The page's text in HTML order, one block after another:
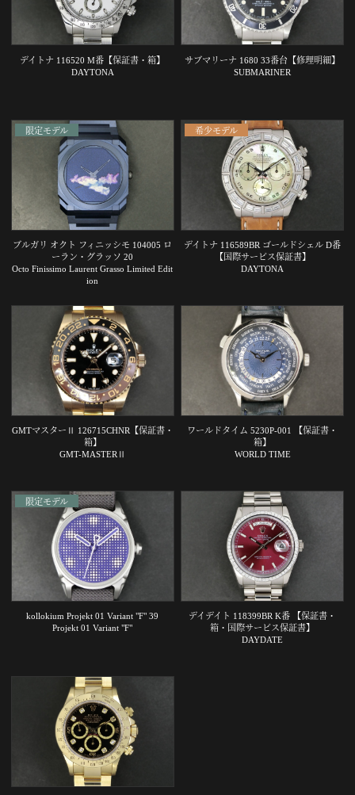
デイトナ 116520 M番【保証書・箱】
DAYTONA
サブマリーナ 1680 33番台【修理明細】
SUBMARINER
限定モデル
ブルガリ オクト フィニッシモ 104005 ロ
ーラン・グラッソ 20
Octo Finissimo Laurent Grasso Limited Edit
ion
希少モデル
デイトナ 116589BR ゴールドシェル D番
【国際サービス保証書】
DAYTONA
GMTマスターⅡ 126715CHNR【保証書・
箱】
GMT-MASTERⅡ
ワールドタイム 5230P-001 【保証書・
箱】
WORLD TIME
限定モデル
kollokium Projekt 01 Variant "F" 39
Projekt 01 Variant "F"
デイデイト 118399BR K番 【保証書・
箱・国際サービス保証書】
DAYDATE